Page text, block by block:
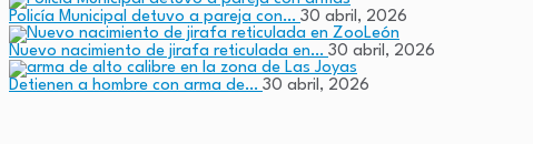
Policía Municipal detuvo a pareja con… 30 abril, 2026
Nuevo nacimiento de jirafa reticulada en… 30 abril, 2026
Detienen a hombre con arma de… 30 abril, 2026